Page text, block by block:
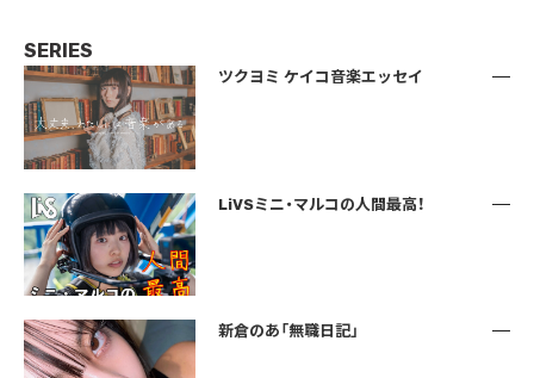
SERIES
ツクヨミ ケイコ音楽エッセイ
LiVSミニ・マルコの人間最高！
新倉のあ「無職日記」